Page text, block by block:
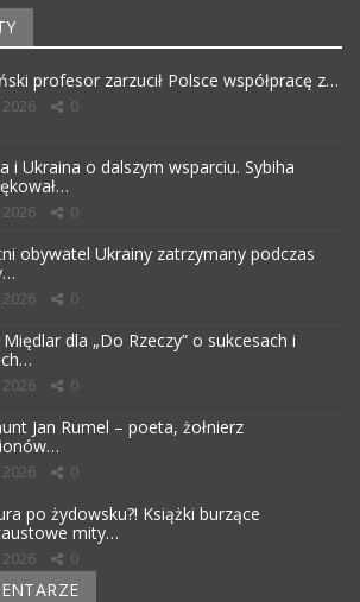
profesor zarzucił Polsce współpracę z…
0
i Ukraina o dalszym wsparciu. Sybiha
0
obywatel Ukrainy zatrzymany podczas
0
Międlar dla „Do Rzeczy” o sukcesach i
0
Jan Rumel – poeta, żołnierz
0
po żydowsku?! Książki burzące
mity…
0